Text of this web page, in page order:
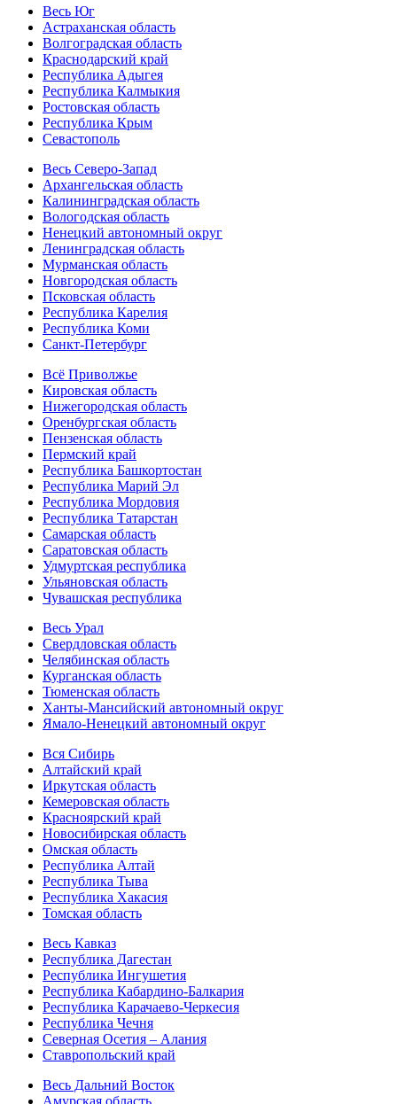
Весь Юг
Астраханская область
Волгоградская область
Краснодарский край
Республика Адыгея
Республика Калмыкия
Ростовская область
Республика Крым
Севастополь
Весь Северо-Запад
Архангельская область
Калининградская область
Вологодская область
Ненецкий автономный округ
Ленинградская область
Мурманская область
Новгородская область
Псковская область
Республика Карелия
Республика Коми
Санкт-Петербург
Всё Приволжье
Кировская область
Нижегородская область
Оренбургская область
Пензенская область
Пермский край
Республика Башкортостан
Республика Марий Эл
Республика Мордовия
Республика Татарстан
Самарская область
Саратовская область
Удмуртская республика
Ульяновская область
Чувашская республика
Весь Урал
Свердловская область
Челябинская область
Курганская область
Тюменская область
Ханты-Мансийский автономный округ
Ямало-Ненецкий автономный округ
Вся Сибирь
Алтайский край
Иркутская область
Кемеровская область
Красноярский край
Новосибирская область
Омская область
Республика Алтай
Республика Тыва
Республика Хакасия
Томская область
Весь Кавказ
Республика Дагестан
Республика Ингушетия
Республика Кабардино-Балкария
Республика Карачаево-Черкесия
Республика Чечня
Северная Осетия – Алания
Ставропольский край
Весь Дальний Восток
Амурская область